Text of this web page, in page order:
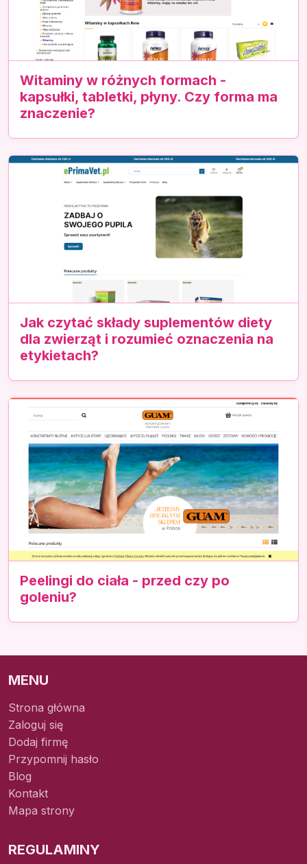
Witaminy w różnych formach -
kapsułki, tabletki, płyny. Czy forma ma
znaczenie?
Jak czytać składy suplementów diety
dla zwierząt i rozumieć oznaczenia na
etykietach?
Peelingi do ciała - przed czy po
goleniu?
MENU
Strona główna
Zaloguj się
Dodaj firmę
Przypomnij hasło
Blog
Kontakt
Mapa strony
REGULAMINY